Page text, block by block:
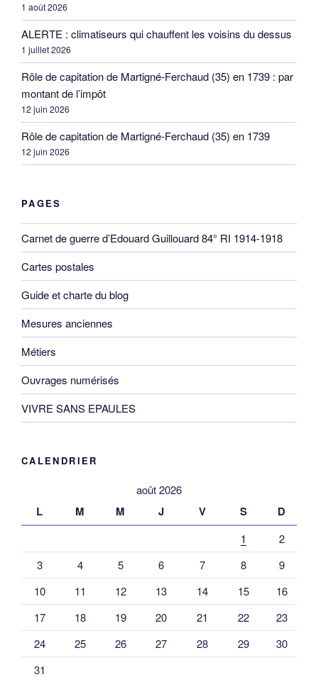
1 août 2026
ALERTE : climatiseurs qui chauffent les voisins du dessus
1 juillet 2026
Rôle de capitation de Martigné-Ferchaud (35) en 1739 : par
montant de l’impôt
12 juin 2026
Rôle de capitation de Martigné-Ferchaud (35) en 1739
12 juin 2026
PAGES
Carnet de guerre d’Edouard Guillouard 84° RI 1914-1918
Cartes postales
Guide et charte du blog
Mesures anciennes
Métiers
Ouvrages numérisés
VIVRE SANS EPAULES
CALENDRIER
août 2026
L M M J V S D
1
2
3
4 5 6 7 8
9
10
11 12 13 14 15
16
17
18 19 20 21 22
23
24
25 26 27 28 29
30
31